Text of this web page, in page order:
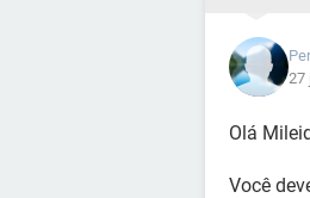
27
Olá
Você